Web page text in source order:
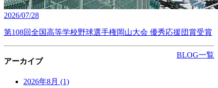
2026/07/28
第108回全国高等学校野球選手権岡山大会 優秀応援団賞受賞
BLOG一覧
アーカイブ
2026年8月 (1)